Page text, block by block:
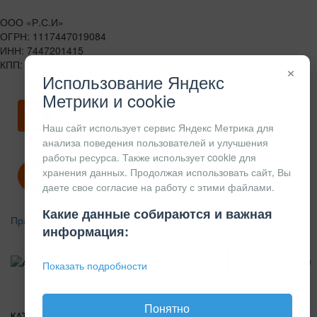
ООО «Р.С.И»
ОГРН: 1117447019084
ИНН: 7447201415
КПП: 744701001
Скачать карточку предприятия
Политика конфиденциальности
Правила возврата
КОНСТРУКЦИОННЫЙ
×
Использование Яндекс
Метрики и cookie
Наш сайт использует сервис Яндекс Метрика для
анализа поведения пользователей и улучшения
работы ресурса. Также использует cookie для
хранения данных. Продолжая использовать сайт, Вы
даете свое согласие на работу с этими файлами.
Какие данные собираются и важная
информация:
Показать подробности
Понятно